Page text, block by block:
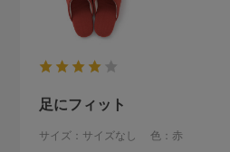
足にフィット
サイズ：サイズなし 色：赤